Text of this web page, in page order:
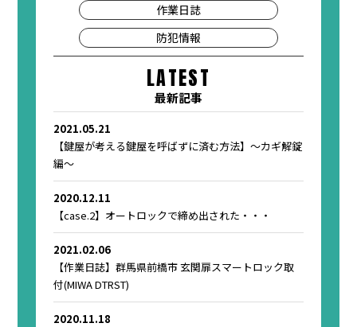
作業日誌
防犯情報
LATEST
最新記事
2021.05.21
【鍵屋が考える鍵屋を呼ばずに済む方法】～カギ解錠
編～
2020.12.11
【case.2】オートロックで締め出された・・・
2021.02.06
【作業日誌】群馬県前橋市 玄関扉スマートロック取
付(MIWA DTRST)
2020.11.18